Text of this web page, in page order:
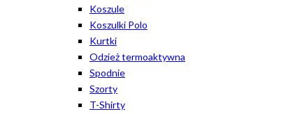
Koszule
Koszulki Polo
Kurtki
Odzież termoaktywna
Spodnie
Szorty
T-Shirty